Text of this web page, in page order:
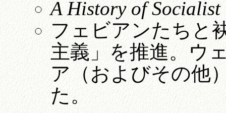
A History of Socialist
フェビアンたちと
主義」を推進。ウ
ア（およびその他
た。